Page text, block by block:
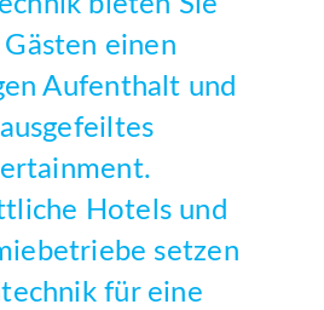
Gästen einen
Aufenthalt und
Hotels und
setzen
für eine